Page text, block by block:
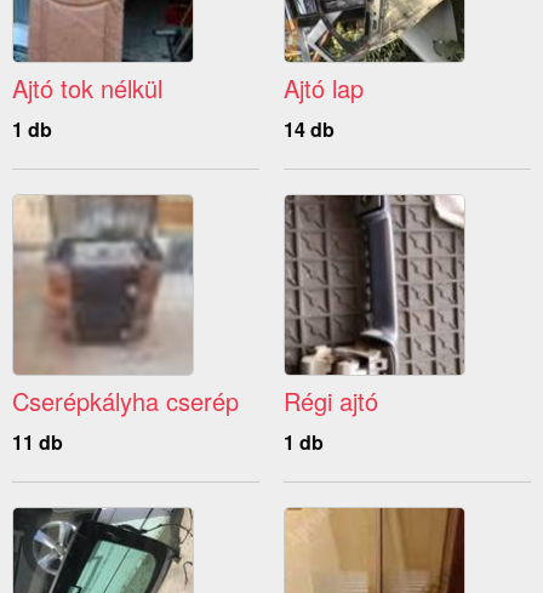
Ajtó tok nélkül
1 db
Ajtó lap
14 db
Cserépkályha cserép
11 db
Régi ajtó
1 db